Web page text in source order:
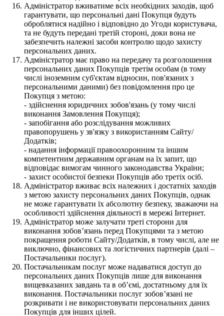
Адміністратор вживатиме всіх необхідних заходів, щоб
гарантувати, що персональні дані Покупця будуть
оброблятися надійно і відповідно до Угоди користувача,
та не будуть передані третій стороні, доки вона не
забезпечить належні засоби контролю щодо захисту
персональних даних.
Адміністратор має право на передачу та розголошення
персональних даних Покупців третім особам (в тому
числі іноземним суб'єктам відносин, пов'язаних з
персональними даними) без повідомлення про це
Покупця з метою:
- здійснення юридичних зобов'язань (у тому числі
виконання Замовлення Покупця);
- запобігання або розслідування можливих
правопорушень у зв'язку з використанням Сайту/
Додатків;
- надання інформації правоохоронним та іншим
компетентним державним органам на їх запит, що
відповідає вимогам чинного законодавства України;
- захист особистої безпеки Покупців або третіх осіб.
Адміністратор вживає всіх належних і достатніх заходів
з метою захисту персональних даних Покупців, однак
не може гарантувати їх абсолютну безпеку, зважаючи на
особливості здійснення діяльності в мережі Інтернет.
Адміністратор може залучати треті сторони для
виконання зобов’язань перед Покупцями та з метою
покращення роботи Сайту/Додатків, в тому числі, але не
виключно, фінансових та логістичних партнерів (далі –
Постачальники послуг).
Постачальникам послуг може надаватися доступ до
персональних даних Покупців лише для виконання
вищевказаних завдань та в об’ємі, достатньому для їх
виконання. Постачальники послуг зобов’язані не
розкривати і не використовувати персональних даних
Покупців для інших цілей.